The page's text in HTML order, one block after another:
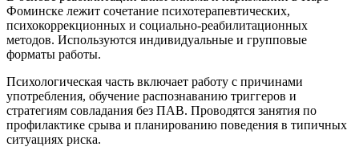
Фоминске лежит сочетание психотерапевтических,
психокоррекционных и социально-реабилитационных
методов. Используются индивидуальные и групповые
форматы работы.
Психологическая часть включает работу с причинами
употребления, обучение распознаванию триггеров и
стратегиям совладания без ПАВ. Проводятся занятия по
профилактике срыва и планированию поведения в типичных
ситуациях риска.